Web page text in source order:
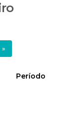
»
Período